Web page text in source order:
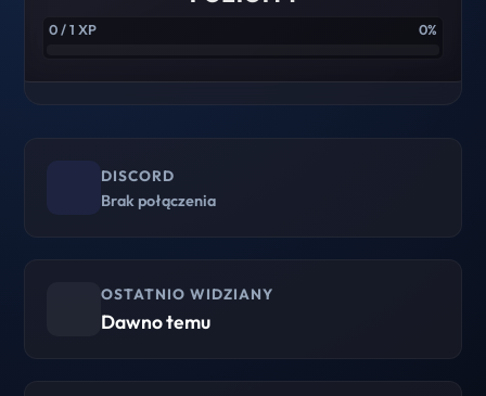
0 / 1 XP 0%
DISCORD
Brak połączenia
OSTATNIO WIDZIANY
Dawno temu